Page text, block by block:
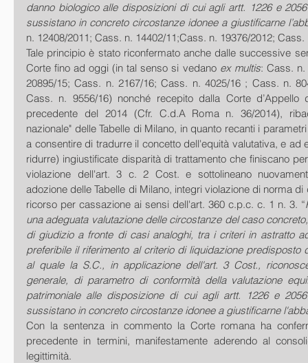
danno biologico alle disposizioni di cui agli artt. 1226 e
sussistano in concreto circostanze idonee a giustificarne
n. 12408/2011; Cass. n. 14402/11;Cass. n. 19376/2012; Cass.
Tale principio è stato riconfermato anche dalle successive
Corte fino ad oggi (in tal senso si vedano ex multis: Cass. n.
20895/15; Cass. n. 2167/16; Cass. n. 4025/16 ; Cass. n.
Cass. n. 9556/16) nonché recepito dalla Corte
precedente del 2014 (Cfr. C.d.A Roma n. 36/2014),
nazionale" delle Tabelle di Milano, in quanto recanti i
a consentire di tradurre il concetto dell'equità valutativa, e ad
ridurre) ingiustificate disparità di trattamento che finiscano
violazione dell'art. 3 c. 2 Cost. e sottolineano
adozione delle Tabelle di Milano, integri violazione di norma
ricorso per cassazione ai sensi dell'art. 360 c.p.c. c. 1 n. 3. “
una adeguata valutazione delle circostanze del caso
di giudizio a fronte di casi analoghi, tra i criteri in astratto
preferibile il riferimento al criterio di liquidazione predisposto
al quale la S.C., in applicazione dell'art. 3 Cost.,
generale, di parametro di conformità della valutazione
patrimoniale alle disposizione di cui agli artt. 1226 e
sussistano in concreto circostanze idonee a giustificarne
Con la sentenza in commento la Corte romana ha
precedente in termini, manifestamente aderendo al
legittimità.